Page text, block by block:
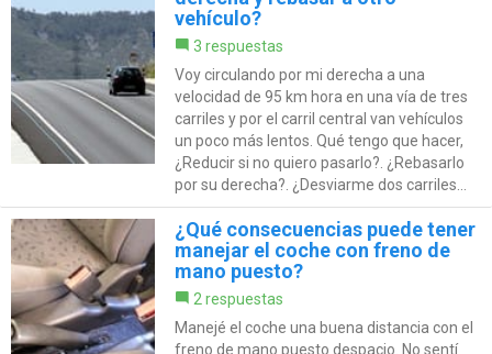
vehículo?
3 respuestas
Voy circulando por mi derecha a una
velocidad de 95 km hora en una vía de tres
carriles y por el carril central van vehículos
un poco más lentos. Qué tengo que hacer,
¿Reducir si no quiero pasarlo?. ¿Rebasarlo
por su derecha?. ¿Desviarme dos carriles...
¿Qué consecuencias puede tener
manejar el coche con freno de
mano puesto?
2 respuestas
Manejé el coche una buena distancia con el
freno de mano puesto despacio. No sentí